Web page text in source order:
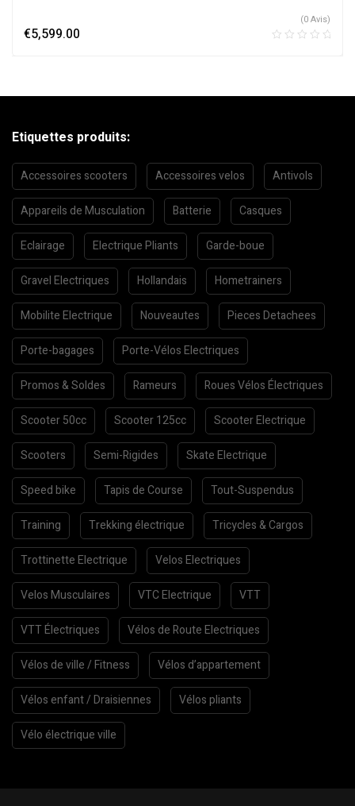
€5,599.00
(0 Avis)
Etiquettes produits:
Accessoires scooters Accessoires velos Antivols
Appareils de Musculation Batterie Casques
Eclairage Electrique Pliants Garde-boue
Gravel Electriques Hollandais Hometrainers
Mobilite Electrique Nouveautes Pieces Detachees
Porte-bagages Porte-Vélos Electriques
Promos & Soldes Rameurs Roues Vélos Électriques
Scooter 50cc Scooter 125cc Scooter Electrique
Scooters Semi-Rigides Skate Electrique
Speed bike Tapis de Course Tout-Suspendus
Training Trekking électrique Tricycles & Cargos
Trottinette Electrique Velos Electriques
Velos Musculaires VTC Electrique VTT
VTT Électriques Vélos de Route Electriques
Vélos de ville / Fitness Vélos d’appartement
Vélos enfant / Draisiennes Vélos pliants
Vélo électrique ville